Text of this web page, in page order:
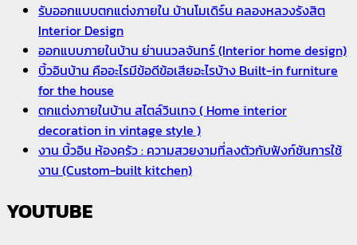
รับออกแบบตกแต่งภายใน บ้านโมเดิร์น คลองหลวงรังสิต
Interior Design
ออกแบบภายในบ้าน ย่านนวลจันทร์ (Interior home design)
บิ้วอินบ้าน คืออะไรมีข้อดีข้อเสียอะไรบ้าง Built-in furniture
for the house
ตกแต่งภายในบ้าน สไตล์วินเทจ ( Home interior
decoration in vintage style )
งาน บิ้วอิน ห้องครัว : ความสวยงามที่ลงตัวกับฟังก์ชันการใช้
งาน (Custom-built kitchen)
YOUTUBE